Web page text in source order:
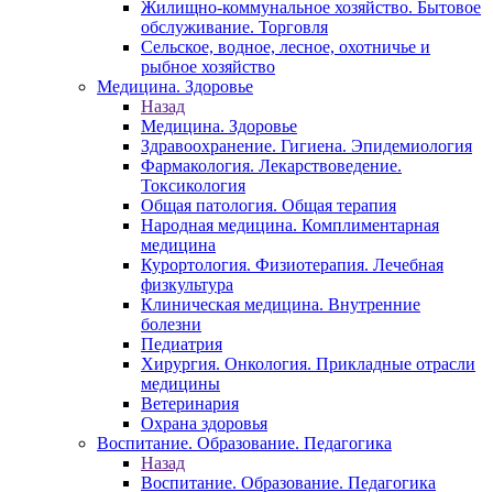
Жилищно-коммунальное хозяйство. Бытовое
обслуживание. Торговля
Сельское, водное, лесное, охотничье и
рыбное хозяйство
Медицина. Здоровье
Назад
Медицина. Здоровье
Здравоохранение. Гигиена. Эпидемиология
Фармакология. Лекарствоведение.
Токсикология
Общая патология. Общая терапия
Народная медицина. Комплиментарная
медицина
Курортология. Физиотерапия. Лечебная
физкультура
Клиническая медицина. Внутренние
болезни
Педиатрия
Хирургия. Онкология. Прикладные отрасли
медицины
Ветеринария
Охрана здоровья
Воспитание. Образование. Педагогика
Назад
Воспитание. Образование. Педагогика